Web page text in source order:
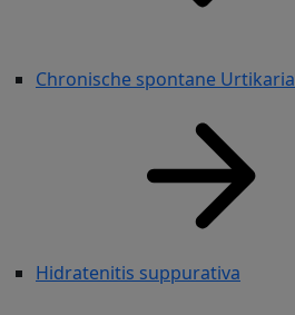
Chronische spontane Urtikaria
Hidratenitis suppurativa